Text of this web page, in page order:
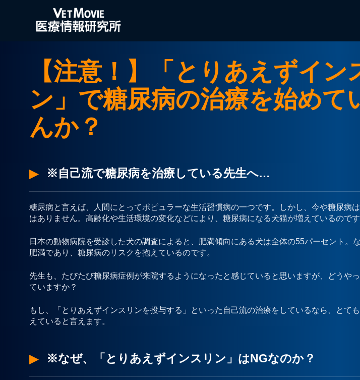
【注意！】「とりあえずイン
ン」で糖尿病の治療を始めて
んか？
※自己流で糖尿病を治療している先生へ…
糖尿病と言えば、人間にとってポピュラーな生活習慣病の一つです。しかし、今や糖尿病
はありません。高齢化や生活環境の変化などにより、糖尿病になる犬猫が増えているのです
日本の動物病院を受診した犬の調査によると、肥満傾向にある犬は全体の55パーセント。
肥満であり、糖尿病のリスクを抱えているのです。
先生も、たびたび糖尿病症例が来院するようになったと感じていると思いますが、どうや
ていますか？
もし、「とりあえずインスリンを投与する」といった自己流の治療をしているなら、とて
えていると言えます。
※なぜ、「とりあえずインスリン」はNGなのか？